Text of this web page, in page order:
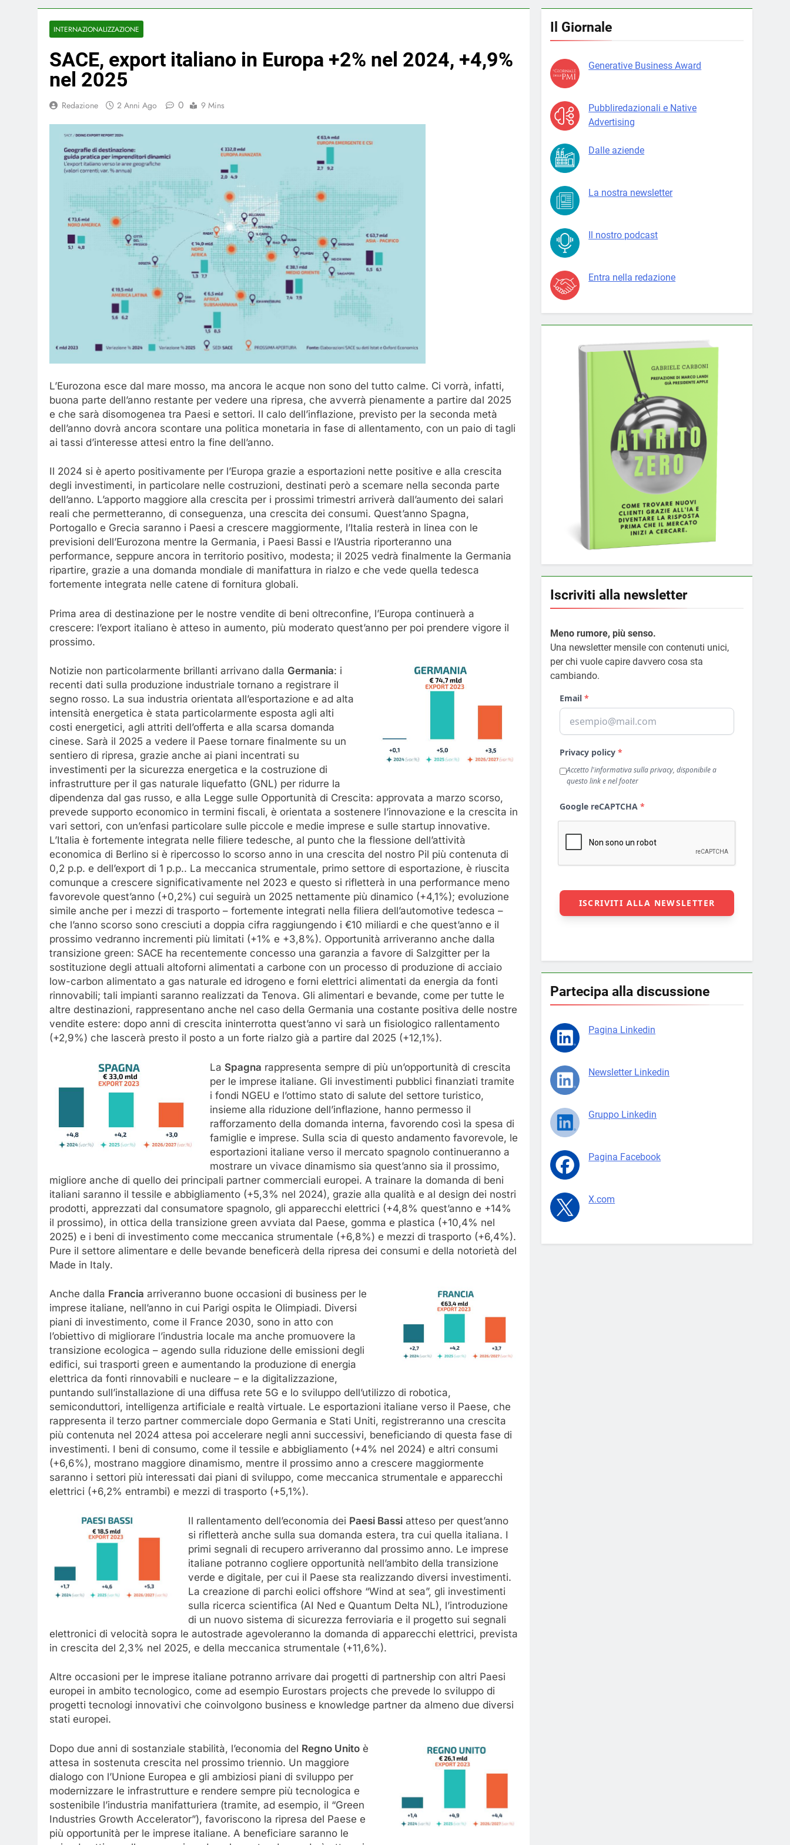
INTERNAZIONALIZZAZIONE
SACE, export italiano in Europa +2% nel 2024, +4,9%
nel 2025
Redazione 2 Anni Ago 0 9 Mins
L’Eurozona esce dal mare mosso, ma ancora le acque non sono del tutto calme. Ci vorrà, infatti,
buona parte dell’anno restante per vedere una ripresa, che avverrà pienamente a partire dal 2025
e che sarà disomogenea tra Paesi e settori. Il calo dell’inflazione, previsto per la seconda metà
dell’anno dovrà ancora scontare una politica monetaria in fase di allentamento, con un paio di tagli
ai tassi d’interesse attesi entro la fine dell’anno.
Il 2024 si è aperto positivamente per l’Europa grazie a esportazioni nette positive e alla crescita
degli investimenti, in particolare nelle costruzioni, destinati però a scemare nella seconda parte
dell’anno. L’apporto maggiore alla crescita per i prossimi trimestri arriverà dall’aumento dei salari
reali che permetteranno, di conseguenza, una crescita dei consumi. Quest’anno Spagna,
Portogallo e Grecia saranno i Paesi a crescere maggiormente, l’Italia resterà in linea con le
previsioni dell’Eurozona mentre la Germania, i Paesi Bassi e l’Austria riporteranno una
performance, seppure ancora in territorio positivo, modesta; il 2025 vedrà finalmente la Germania
ripartire, grazie a una domanda mondiale di manifattura in rialzo e che vede quella tedesca
fortemente integrata nelle catene di fornitura globali.
Prima area di destinazione per le nostre vendite di beni oltreconfine, l’Europa continuerà a
crescere: l’export italiano è atteso in aumento, più moderato quest’anno per poi prendere vigore il
prossimo.
Notizie non particolarmente brillanti arrivano dalla Germania: i
recenti dati sulla produzione industriale tornano a registrare il
segno rosso. La sua industria orientata all’esportazione e ad alta
intensità energetica è stata particolarmente esposta agli alti
costi energetici, agli attriti dell’offerta e alla scarsa domanda
cinese. Sarà il 2025 a vedere il Paese tornare finalmente su un
sentiero di ripresa, grazie anche ai piani incentrati su
investimenti per la sicurezza energetica e la costruzione di
infrastrutture per il gas naturale liquefatto (GNL) per ridurre la
dipendenza dal gas russo, e alla Legge sulle Opportunità di Crescita: approvata a marzo scorso,
prevede supporto economico in termini fiscali, è orientata a sostenere l’innovazione e la crescita in
vari settori, con un’enfasi particolare sulle piccole e medie imprese e sulle startup innovative.
L’Italia è fortemente integrata nelle filiere tedesche, al punto che la flessione dell’attività
economica di Berlino si è ripercosso lo scorso anno in una crescita del nostro Pil più contenuta di
0,2 p.p. e dell’export di 1 p.p.. La meccanica strumentale, primo settore di esportazione, è riuscita
comunque a crescere significativamente nel 2023 e questo si rifletterà in una performance meno
favorevole quest’anno (+0,2%) cui seguirà un 2025 nettamente più dinamico (+4,1%); evoluzione
simile anche per i mezzi di trasporto – fortemente integrati nella filiera dell’automotive tedesca –
che l’anno scorso sono cresciuti a doppia cifra raggiungendo i €10 miliardi e che quest’anno e il
prossimo vedranno incrementi più limitati (+1% e +3,8%). Opportunità arriveranno anche dalla
transizione green: SACE ha recentemente concesso una garanzia a favore di Salzgitter per la
sostituzione degli attuali altoforni alimentati a carbone con un processo di produzione di acciaio
low-carbon alimentato a gas naturale ed idrogeno e forni elettrici alimentati da energia da fonti
rinnovabili; tali impianti saranno realizzati da Tenova. Gli alimentari e bevande, come per tutte le
altre destinazioni, rappresentano anche nel caso della Germania una costante positiva delle nostre
vendite estere: dopo anni di crescita ininterrotta quest’anno vi sarà un fisiologico rallentamento
(+2,9%) che lascerà presto il posto a un forte rialzo già a partire dal 2025 (+12,1%).
La Spagna rappresenta sempre di più un’opportunità di crescita
per le imprese italiane. Gli investimenti pubblici finanziati tramite
i fondi NGEU e l’ottimo stato di salute del settore turistico,
insieme alla riduzione dell’inflazione, hanno permesso il
rafforzamento della domanda interna, favorendo così la spesa di
famiglie e imprese. Sulla scia di questo andamento favorevole, le
esportazioni italiane verso il mercato spagnolo continueranno a
mostrare un vivace dinamismo sia quest’anno sia il prossimo,
migliore anche di quello dei principali partner commerciali europei. A trainare la domanda di beni
italiani saranno il tessile e abbigliamento (+5,3% nel 2024), grazie alla qualità e al design dei nostri
prodotti, apprezzati dal consumatore spagnolo, gli apparecchi elettrici (+4,8% quest’anno e +14%
il prossimo), in ottica della transizione green avviata dal Paese, gomma e plastica (+10,4% nel
2025) e i beni di investimento come meccanica strumentale (+6,8%) e mezzi di trasporto (+6,4%).
Pure il settore alimentare e delle bevande beneficerà della ripresa dei consumi e della notorietà del
Made in Italy.
Anche dalla Francia arriveranno buone occasioni di business per le
imprese italiane, nell’anno in cui Parigi ospita le Olimpiadi. Diversi
piani di investimento, come il France 2030, sono in atto con
l’obiettivo di migliorare l’industria locale ma anche promuovere la
transizione ecologica – agendo sulla riduzione delle emissioni degli
edifici, sui trasporti green e aumentando la produzione di energia
elettrica da fonti rinnovabili e nucleare – e la digitalizzazione,
puntando sull’installazione di una diffusa rete 5G e lo sviluppo dell’utilizzo di robotica,
semiconduttori, intelligenza artificiale e realtà virtuale. Le esportazioni italiane verso il Paese, che
rappresenta il terzo partner commerciale dopo Germania e Stati Uniti, registreranno una crescita
più contenuta nel 2024 attesa poi accelerare negli anni successivi, beneficiando di questa fase di
investimenti. I beni di consumo, come il tessile e abbigliamento (+4% nel 2024) e altri consumi
(+6,6%), mostrano maggiore dinamismo, mentre il prossimo anno a crescere maggiormente
saranno i settori più interessati dai piani di sviluppo, come meccanica strumentale e apparecchi
elettrici (+6,2% entrambi) e mezzi di trasporto (+5,1%).
Il rallentamento dell’economia dei Paesi Bassiatteso per quest’anno
si rifletterà anche sulla sua domanda estera, tra cui quella italiana. I
primi segnali di recupero arriveranno dal prossimo anno. Le imprese
italiane potranno cogliere opportunità nell’ambito della transizione
verde e digitale, per cui il Paese sta realizzando diversi investimenti.
La creazione di parchi eolici offshore “Wind at sea”, gli investimenti
sulla ricerca scientifica (AI Ned e Quantum Delta NL), l’introduzione
di un nuovo sistema di sicurezza ferroviaria e il progetto sui segnali
elettronici di velocità sopra le autostrade agevoleranno la domanda di apparecchi elettrici, prevista
in crescita del 2,3% nel 2025, e della meccanica strumentale (+11,6%).
Altre occasioni per le imprese italiane potranno arrivare dai progetti di partnership con altri Paesi
europei in ambito tecnologico, come ad esempio Eurostars projects che prevede lo sviluppo di
progetti tecnologi innovativi che coinvolgono business e knowledge partner da almeno due diversi
stati europei.
Dopo due anni di sostanziale stabilità, l’economia del Regno Unito è
attesa in sostenuta crescita nel prossimo triennio. Un maggiore
dialogo con l’Unione Europea e gli ambiziosi piani di sviluppo per
modernizzare le infrastrutture e rendere sempre più tecnologica e
sostenibile l’industria manifatturiera (tramite, ad esempio, il “Green
Industries Growth Accelerator”), favoriscono la ripresa del Paese e
più opportunità per le imprese italiane. A beneficiare saranno le
Il Giornale
Generative Business Award
Pubbliredazionali e Native
Advertising
Dalle aziende
La nostra newsletter
Il nostro podcast
Entra nella redazione
Iscriviti alla newsletter
Meno rumore, più senso.
Una newsletter mensile con contenuti unici,
per chi vuole capire davvero cosa sta
cambiando.
Partecipa alla discussione
Pagina Linkedin
Newsletter Linkedin
Gruppo Linkedin
Pagina Facebook
X.com